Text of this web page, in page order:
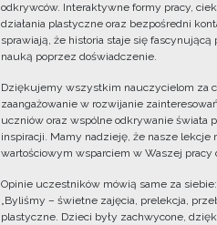
odkrywców. Interaktywne formy pracy,
działania plastyczne oraz bezpośredni
sprawiają, że historia staje się fascynującą
nauką poprzez doświadczenie.
Dziękujemy wszystkim nauczycielom za
zaangażowanie w rozwijanie
uczniów oraz wspólne odkrywanie świata
inspiracji. Mamy nadzieję, że nasze lekcje
wartościowym wsparciem w Waszej pracy
Opinie uczestników mówią same za siebie:
„Byliśmy – świetne zajęcia, prelekcja,
plastyczne. Dzieci były zachwycone,